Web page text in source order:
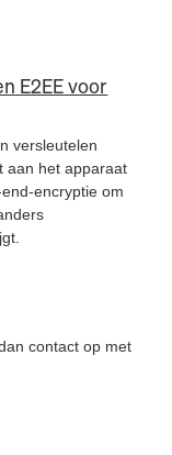
E2EE voor
versleutelen
aan het apparaat
encryptie om
contact op met